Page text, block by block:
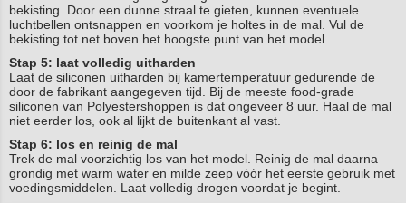
bekisting. Door een dunne straal te gieten, kunnen eventuele
luchtbellen ontsnappen en voorkom je holtes in de mal. Vul de
bekisting tot net boven het hoogste punt van het model.
Stap 5: laat volledig uitharden
Laat de siliconen uitharden bij kamertemperatuur gedurende de
door de fabrikant aangegeven tijd. Bij de meeste food-grade
siliconen van Polyestershoppen is dat ongeveer 8 uur. Haal de mal
niet eerder los, ook al lijkt de buitenkant al vast.
Stap 6: los en reinig de mal
Trek de mal voorzichtig los van het model. Reinig de mal daarna
grondig met warm water en milde zeep vóór het eerste gebruik met
voedingsmiddelen. Laat volledig drogen voordat je begint.